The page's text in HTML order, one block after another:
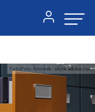
Foto:Foto: fotomek - stock.adobe.com